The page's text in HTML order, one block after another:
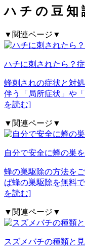
ハ チ の 豆 知
▼関連ページ▼
ハチに刺されたら？
蜂刺されの症状と対
伴う「局所症状」や
を読む]
▼関連ページ▼
自分で安全に蜂の巣
蜂の巣駆除の方法を
ば蜂の巣駆除を無料
を読む]
▼関連ページ▼
スズメバチの種類と